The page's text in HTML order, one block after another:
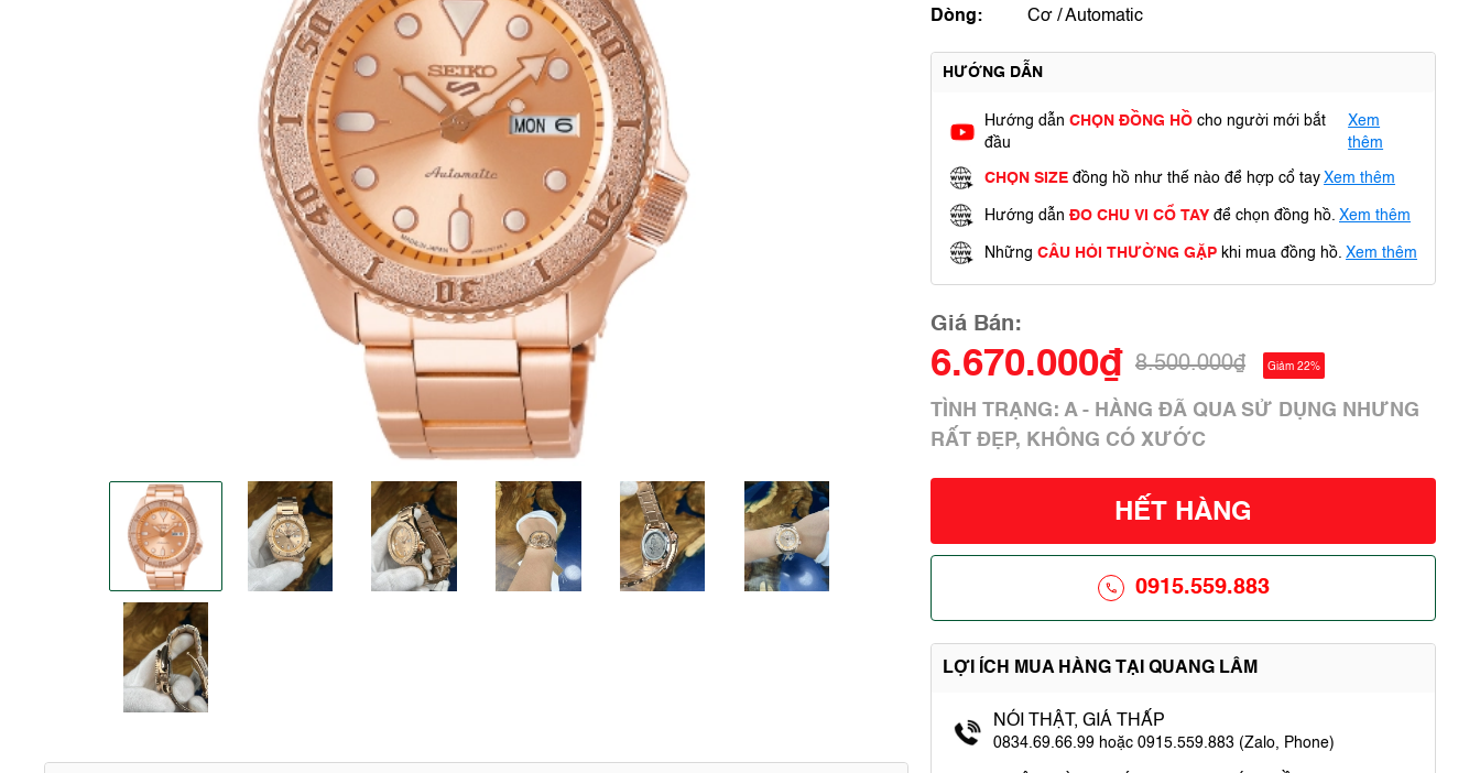
Dòng:
Cơ / Automatic
HƯỚNG DẪN
Hướng dẫn CHỌN ĐỒNG HỒ cho người mới bắt
đầu
Xem
thêm
CHỌN SIZE đồng hồ như thế nào để hợp cổ tay Xem thêm
Hướng dẫn ĐO CHU VI CỔ TAY để chọn đồng hồ. Xem thêm
Những CÂU HỎI THƯỜNG GẶP khi mua đồng hồ. Xem thêm
Giá Bán:
6.670.000₫ 8.500.000₫ Giảm 22%
TÌNH TRẠNG: A - HÀNG ĐÃ QUA SỬ DỤNG NHƯNG
RẤT ĐẸP, KHÔNG CÓ XƯỚC
HẾT HÀNG
0915.559.883
LỢI ÍCH MUA HÀNG TẠI QUANG LÂM
NÓI THẬT, GIÁ THẤP
0834.69.66.99 hoặc 0915.559.883 (Zalo, Phone)